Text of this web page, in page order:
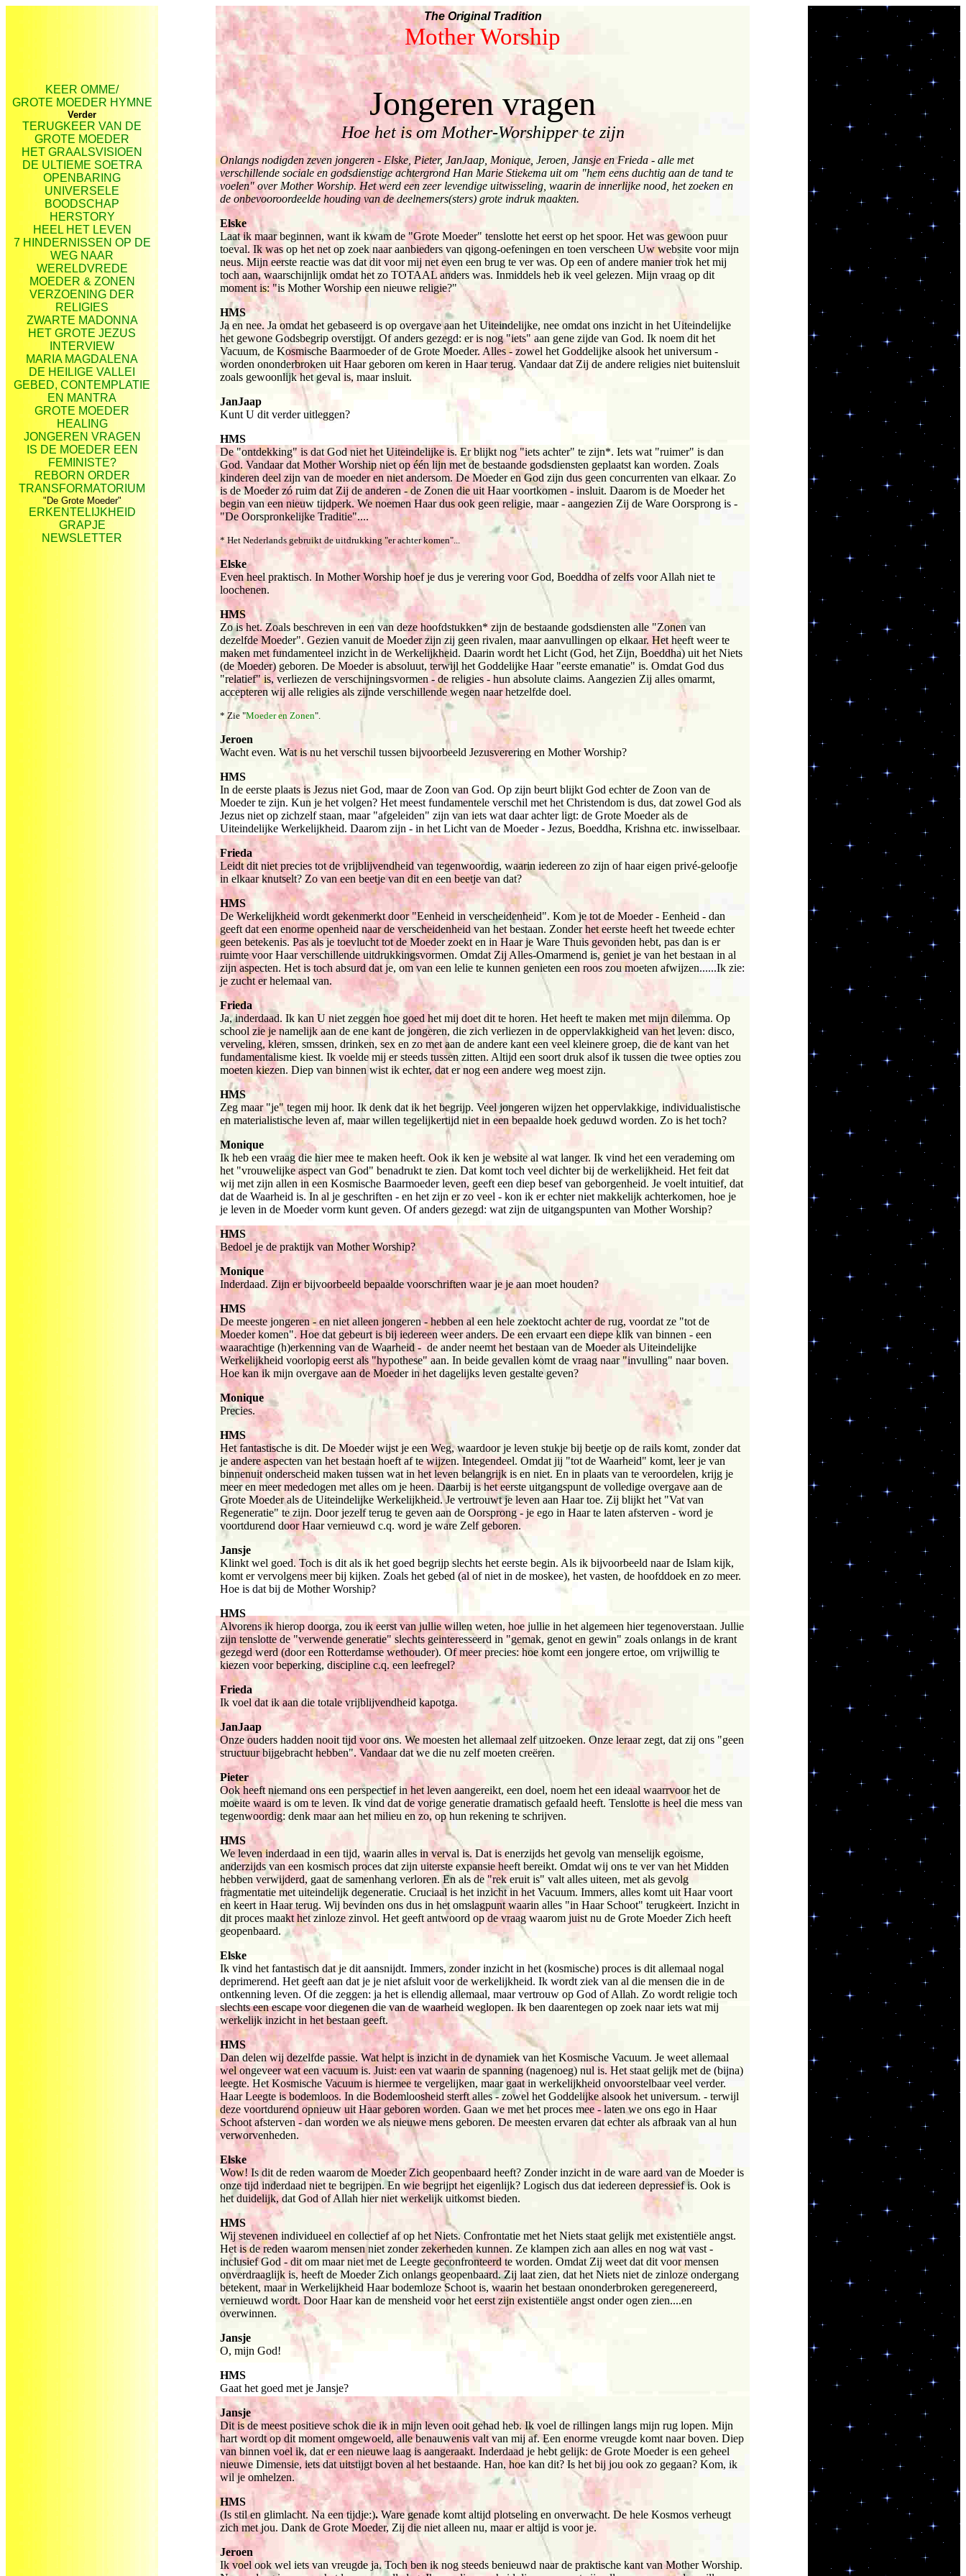
The Original Tradition
Mother Worship
KEER OMME/
GROTE MOEDER HYMNE
Verder
TERUGKEER VAN DE
GROTE MOEDER
HET GRAALSVISIOEN
DE ULTIEME SOETRA
OPENBARING
UNIVERSELE
BOODSCHAP
HERSTORY
HEEL HET LEVEN
7 HINDERNISSEN OP DE
WEG NAAR
WERELDVREDE
MOEDER & ZONEN
VERZOENING DER
RELIGIES
ZWARTE MADONNA
HET GROTE JEZUS
INTERVIEW
MARIA MAGDALENA
DE HEILIGE VALLEI
GEBED, CONTEMPLATIE
EN MANTRA
GROTE MOEDER
HEALING
JONGEREN VRAGEN
IS DE MOEDER EEN
FEMINISTE?
REBORN ORDER
TRANSFORMATORIUM
"De Grote Moeder"
ERKENTELIJKHEID
GRAPJE
NEWSLETTER
Jongeren vragen
Hoe het is om Mother-Worshipper te zijn
Onlangs nodigden zeven jongeren - Elske, Pieter, JanJaap, Monique, Jeroen, Jansje en Frieda - alle met
verschillende sociale en godsdienstige achtergrond Han Marie Stiekema uit om "hem eens duchtig aan de tand te
voelen" over Mother Worship. Het werd een zeer levendige uitwisseling, waarin de innerlijke nood, het zoeken en
de onbevooroordeelde houding van de deelnemers(sters) grote indruk maakten.
Elske
Laat ik maar beginnen, want ik kwam de "Grote Moeder" tenslotte het eerst op het spoor. Het was gewoon puur
toeval. Ik was op het net op zoek naar aanbieders van qigong-oefeningen en toen verscheen Uw website voor mijn
neus. Mijn eerste reactie was dat dit voor mij net even een brug te ver was. Op een of andere manier trok het mij
toch aan, waarschijnlijk omdat het zo TOTAAL anders was. Inmiddels heb ik veel gelezen. Mijn vraag op dit
moment is: "is Mother Worship een nieuwe religie?"
HMS
Ja en nee. Ja omdat het gebaseerd is op overgave aan het Uiteindelijke, nee omdat ons inzicht in het Uiteindelijke
het gewone Godsbegrip overstijgt. Of anders gezegd: er is nog "iets" aan gene zijde van God. Ik noem dit het
Vacuum, de Kosmische Baarmoeder of de Grote Moeder. Alles - zowel het Goddelijke alsook het universum -
worden ononderbroken uit Haar geboren om keren in Haar terug. Vandaar dat Zij de andere religies niet buitensluit
zoals gewoonlijk het geval is, maar insluit.
JanJaap
Kunt U dit verder uitleggen?
HMS
De "ontdekking" is dat God niet het Uiteindelijke is. Er blijkt nog "iets achter" te zijn*. Iets wat "ruimer" is dan
God. Vandaar dat Mother Worship niet op één lijn met de bestaande godsdiensten geplaatst kan worden. Zoals
kinderen deel zijn van de moeder en niet andersom. De Moeder en God zijn dus geen concurrenten van elkaar. Zo
is de Moeder zó ruim dat Zij de anderen - de Zonen die uit Haar voortkomen - insluit. Daarom is de Moeder het
begin van een nieuw tijdperk. We noemen Haar dus ook geen religie, maar - aangezien Zij de Ware Oorsprong is -
"De Oorspronkelijke Traditie"....
* Het Nederlands gebruikt de uitdrukking "er achter komen"...
Elske
Even heel praktisch. In Mother Worship hoef je dus je verering voor God, Boeddha of zelfs voor Allah niet te
loochenen.
HMS
Zo is het. Zoals beschreven in een van deze hoofdstukken* zijn de bestaande godsdiensten alle "Zonen van
dezelfde Moeder". Gezien vanuit de Moeder zijn zij geen rivalen, maar aanvullingen op elkaar. Het heeft weer te
maken met fundamenteel inzicht in de Werkelijkheid. Daarin wordt het Licht (God, het Zijn, Boeddha) uit het Niets
(de Moeder) geboren. De Moeder is absoluut, terwijl het Goddelijke Haar "eerste emanatie" is. Omdat God dus
"relatief" is, verliezen de verschijningsvormen - de religies - hun absolute claims. Aangezien Zij alles omarmt,
accepteren wij alle religies als zijnde verschillende wegen naar hetzelfde doel.
* Zie "Moeder en Zonen".
Jeroen
Wacht even. Wat is nu het verschil tussen bijvoorbeeld Jezusverering en Mother Worship?
HMS
In de eerste plaats is Jezus niet God, maar de Zoon van God. Op zijn beurt blijkt God echter de Zoon van de
Moeder te zijn. Kun je het volgen? Het meest fundamentele verschil met het Christendom is dus, dat zowel God als
Jezus niet op zichzelf staan, maar "afgeleiden" zijn van iets wat daar achter ligt: de Grote Moeder als de
Uiteindelijke Werkelijkheid. Daarom zijn - in het Licht van de Moeder - Jezus, Boeddha, Krishna etc. inwisselbaar.
Frieda
Leidt dit niet precies tot de vrijblijvendheid van tegenwoordig, waarin iedereen zo zijn of haar eigen privé-geloofje
in elkaar knutselt? Zo van een beetje van dit en een beetje van dat?
HMS
De Werkelijkheid wordt gekenmerkt door "Eenheid in verscheidenheid". Kom je tot de Moeder - Eenheid - dan
geeft dat een enorme openheid naar de verscheidenheid van het bestaan. Zonder het eerste heeft het tweede echter
geen betekenis. Pas als je toevlucht tot de Moeder zoekt en in Haar je Ware Thuis gevonden hebt, pas dan is er
ruimte voor Haar verschillende uitdrukkingsvormen. Omdat Zij Alles-Omarmend is, geniet je van het bestaan in al
zijn aspecten. Het is toch absurd dat je, om van een lelie te kunnen genieten een roos zou moeten afwijzen......Ik zie:
je zucht er helemaal van.
Frieda
Ja, inderdaad. Ik kan U niet zeggen hoe goed het mij doet dit te horen. Het heeft te maken met mijn dilemma. Op
school zie je namelijk aan de ene kant de jongeren, die zich verliezen in de oppervlakkigheid van het leven: disco,
verveling, kleren, smssen, drinken, sex en zo met aan de andere kant een veel kleinere groep, die de kant van het
fundamentalisme kiest. Ik voelde mij er steeds tussen zitten. Altijd een soort druk alsof ik tussen die twee opties zou
moeten kiezen. Diep van binnen wist ik echter, dat er nog een andere weg moest zijn.
HMS
Zeg maar "je" tegen mij hoor. Ik denk dat ik het begrijp. Veel jongeren wijzen het oppervlakkige, individualistische
en materialistische leven af, maar willen tegelijkertijd niet in een bepaalde hoek geduwd worden. Zo is het toch?
Monique
Ik heb een vraag die hier mee te maken heeft. Ook ik ken je website al wat langer. Ik vind het een verademing om
het "vrouwelijke aspect van God" benadrukt te zien. Dat komt toch veel dichter bij de werkelijkheid. Het feit dat
wij met zijn allen in een Kosmische Baarmoeder leven, geeft een diep besef van geborgenheid. Je voelt intuitief, dat
dat de Waarheid is. In al je geschriften - en het zijn er zo veel - kon ik er echter niet makkelijk achterkomen, hoe je
je leven in de Moeder vorm kunt geven. Of anders gezegd: wat zijn de uitgangspunten van Mother Worship?
HMS
Bedoel je de praktijk van Mother Worship?
Monique
Inderdaad. Zijn er bijvoorbeeld bepaalde voorschriften waar je je aan moet houden?
HMS
De meeste jongeren - en niet alleen jongeren - hebben al een hele zoektocht achter de rug, voordat ze "tot de
Moeder komen". Hoe dat gebeurt is bij iedereen weer anders. De een ervaart een diepe klik van binnen - een
waarachtige (h)erkenning van de Waarheid - de ander neemt het bestaan van de Moeder als Uiteindelijke
Werkelijkheid voorlopig eerst als "hypothese" aan. In beide gevallen komt de vraag naar "invulling" naar boven.
Hoe kan ik mijn overgave aan de Moeder in het dagelijks leven gestalte geven?
Monique
Precies.
HMS
Het fantastische is dit. De Moeder wijst je een Weg, waardoor je leven stukje bij beetje op de rails komt, zonder dat
je andere aspecten van het bestaan hoeft af te wijzen. Integendeel. Omdat jij "tot de Waarheid" komt, leer je van
binnenuit onderscheid maken tussen wat in het leven belangrijk is en niet. En in plaats van te veroordelen, krijg je
meer en meer mededogen met alles om je heen. Daarbij is het eerste uitgangspunt de volledige overgave aan de
Grote Moeder als de Uiteindelijke Werkelijkheid. Je vertrouwt je leven aan Haar toe. Zij blijkt het "Vat van
Regeneratie" te zijn. Door jezelf terug te geven aan de Oorsprong - je ego in Haar te laten afsterven - word je
voortdurend door Haar vernieuwd c.q. word je ware Zelf geboren.
Jansje
Klinkt wel goed. Toch is dit als ik het goed begrijp slechts het eerste begin. Als ik bijvoorbeeld naar de Islam kijk,
komt er vervolgens meer bij kijken. Zoals het gebed (al of niet in de moskee), het vasten, de hoofddoek en zo meer.
Hoe is dat bij de Mother Worship?
HMS
Alvorens ik hierop doorga, zou ik eerst van jullie willen weten, hoe jullie in het algemeen hier tegenoverstaan. Jullie
zijn tenslotte de "verwende generatie" slechts geinteresseerd in "gemak, genot en gewin" zoals onlangs in de krant
gezegd werd (door een Rotterdamse wethouder). Of meer precies: hoe komt een jongere ertoe, om vrijwillig te
kiezen voor beperking, discipline c.q. een leefregel?
Frieda
Ik voel dat ik aan die totale vrijblijvendheid kapotga.
JanJaap
Onze ouders hadden nooit tijd voor ons. We moesten het allemaal zelf uitzoeken. Onze leraar zegt, dat zij ons "geen
structuur bijgebracht hebben". Vandaar dat we die nu zelf moeten creëren.
Pieter
Ook heeft niemand ons een perspectief in het leven aangereikt, een doel, noem het een ideaal waarrvoor het de
moeite waard is om te leven. Ik vind dat de vorige generatie dramatisch gefaald heeft. Tenslotte is heel die mess van
tegenwoordig: denk maar aan het milieu en zo, op hun rekening te schrijven.
HMS
We leven inderdaad in een tijd, waarin alles in verval is. Dat is enerzijds het gevolg van menselijk egoisme,
anderzijds van een kosmisch proces dat zijn uiterste expansie heeft bereikt. Omdat wij ons te ver van het Midden
hebben verwijderd, gaat de samenhang verloren. En als de "rek eruit is" valt alles uiteen, met als gevolg
fragmentatie met uiteindelijk degeneratie. Cruciaal is het inzicht in het Vacuum. Immers, alles komt uit Haar voort
en keert in Haar terug. Wij bevinden ons dus in het omslagpunt waarin alles "in Haar Schoot" terugkeert. Inzicht in
dit proces maakt het zinloze zinvol. Het geeft antwoord op de vraag waarom juist nu de Grote Moeder Zich heeft
geopenbaard.
Elske
Ik vind het fantastisch dat je dit aansnijdt. Immers, zonder inzicht in het (kosmische) proces is dit allemaal nogal
deprimerend. Het geeft aan dat je je niet afsluit voor de werkelijkheid. Ik wordt ziek van al die mensen die in de
ontkenning leven. Of die zeggen: ja het is ellendig allemaal, maar vertrouw op God of Allah. Zo wordt religie toch
slechts een escape voor diegenen die van de waarheid weglopen. Ik ben daarentegen op zoek naar iets wat mij
werkelijk inzicht in het bestaan geeft.
HMS
Dan delen wij dezelfde passie. Wat helpt is inzicht in de dynamiek van het Kosmische Vacuum. Je weet allemaal
wel ongeveer wat een vacuum is. Juist: een vat waarin de spanning (nagenoeg) nul is. Het staat gelijk met de (bijna)
leegte. Het Kosmische Vacuum is hiermee te vergelijken, maar gaat in werkelijkheid onvoorstelbaar veel verder.
Haar Leegte is bodemloos. In die Bodemloosheid sterft alles - zowel het Goddelijke alsook het universum. - terwijl
deze voortdurend opnieuw uit Haar geboren worden. Gaan we met het proces mee - laten we ons ego in Haar
Schoot afsterven - dan worden we als nieuwe mens geboren. De meesten ervaren dat echter als afbraak van al hun
verworvenheden.
Elske
Wow! Is dit de reden waarom de Moeder Zich geopenbaard heeft? Zonder inzicht in de ware aard van de Moeder is
onze tijd inderdaad niet te begrijpen. En wie begrijpt het eigenlijk? Logisch dus dat iedereen depressief is. Ook is
het duidelijk, dat God of Allah hier niet werkelijk uitkomst bieden.
HMS
Wij stevenen individueel en collectief af op het Niets. Confrontatie met het Niets staat gelijk met existentiële angst.
Het is de reden waarom mensen niet zonder zekerheden kunnen. Ze klampen zich aan alles en nog wat vast -
inclusief God - dit om maar niet met de Leegte geconfronteerd te worden. Omdat Zij weet dat dit voor mensen
onverdraaglijk is, heeft de Moeder Zich onlangs geopenbaard. Zij laat zien, dat het Niets niet de zinloze ondergang
betekent, maar in Werkelijkheid Haar bodemloze Schoot is, waarin het bestaan ononderbroken geregenereerd,
vernieuwd wordt. Door Haar kan de mensheid voor het eerst zijn existentiële angst onder ogen zien....en
overwinnen.
Jansje
O, mijn God!
HMS
Gaat het goed met je Jansje?
Jansje
Dit is de meest positieve schok die ik in mijn leven ooit gehad heb. Ik voel de rillingen langs mijn rug lopen. Mijn
hart wordt op dit moment omgewoeld, alle benauwenis valt van mij af. Een enorme vreugde komt naar boven. Diep
van binnen voel ik, dat er een nieuwe laag is aangeraakt. Inderdaad je hebt gelijk: de Grote Moeder is een geheel
nieuwe Dimensie, iets dat uitstijgt boven al het bestaande. Han, hoe kan dit? Is het bij jou ook zo gegaan? Kom, ik
wil je omhelzen.
HMS
(Is stil en glimlacht. Na een tijdje:).Ware genade komt altijd plotseling en onverwacht. De hele Kosmos verheugt
zich met jou. Dank de Grote Moeder, Zij die niet alleen nu, maar er altijd is voor je.
Jeroen
Ik voel ook wel iets van vreugde ja. Toch ben ik nog steeds benieuwd naar de praktische kant van Mother Worship.